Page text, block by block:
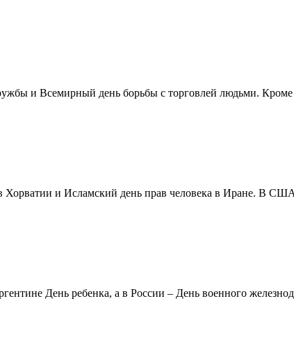
и Всемирный день борьбы с торговлей людьми. Кроме
Хорватии и Исламский день прав человека в Иране. В
День ребенка, а в России – День военного